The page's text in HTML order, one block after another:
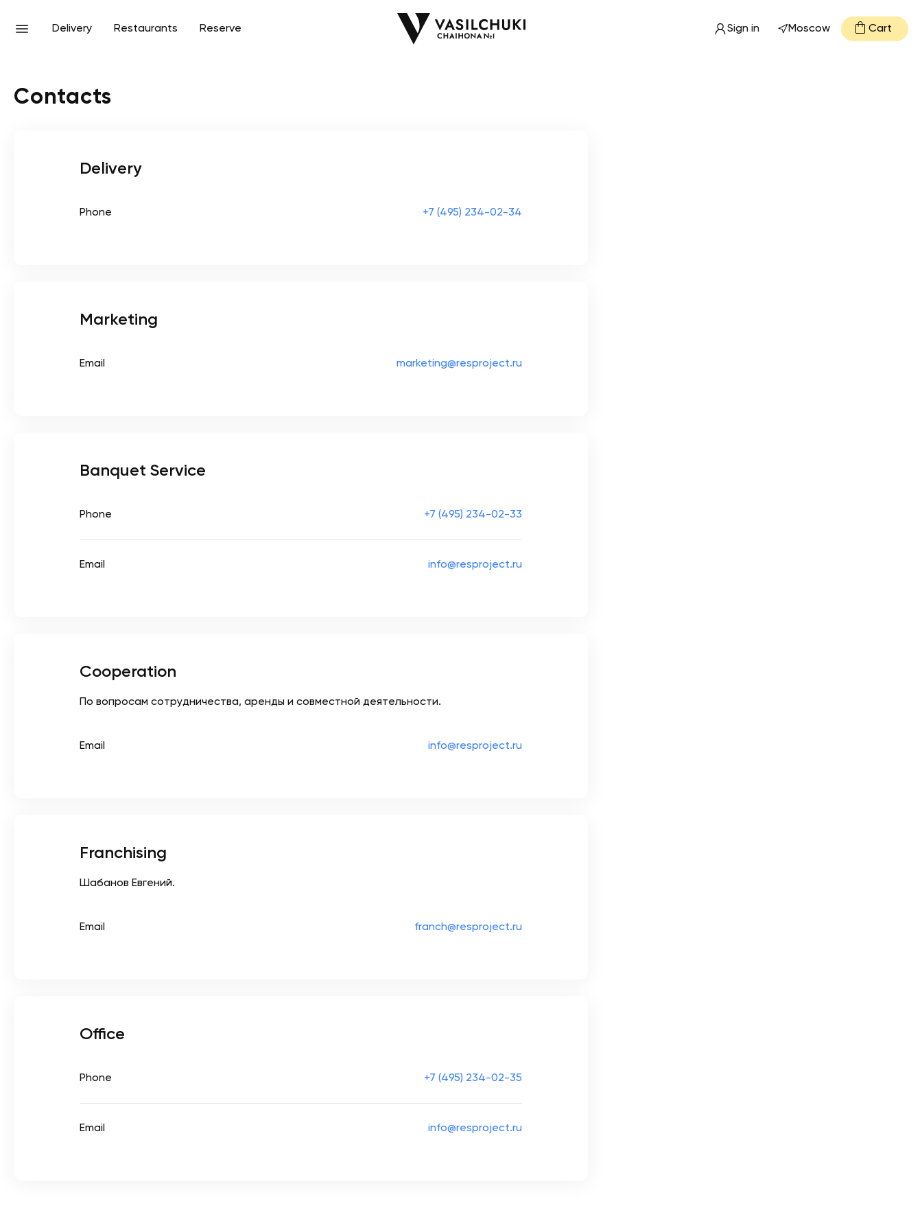
Delivery Restaurants Reserve Sign in Moscow Cart
Contacts
Delivery
Phone +7 (495) 234-02-34
Marketing
Email marketing@resproject.ru
Banquet Service
Phone +7 (495) 234-02-33
Email info@resproject.ru
Cooperation
По вопросам сотрудничества, аренды и совместной деятельности.
Email info@resproject.ru
Franchising
Шабанов Евгений.
Email franch@resproject.ru
Office
Phone +7 (495) 234-02-35
Email info@resproject.ru